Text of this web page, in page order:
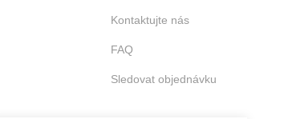
Kontaktujte nás
FAQ
Sledovat objednávku